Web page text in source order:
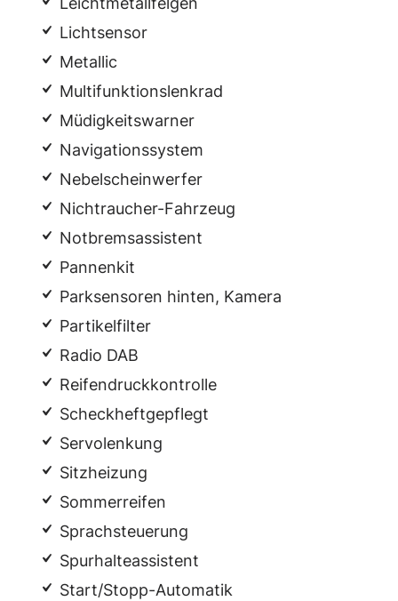
Lichtsensor
Metallic
Multifunktionslenkrad
Müdigkeitswarner
Navigationssystem
Nebelscheinwerfer
Nichtraucher-Fahrzeug
Notbremsassistent
Pannenkit
Parksensoren hinten, Kamera
Partikelfilter
Radio DAB
Reifendruckkontrolle
Scheckheftgepflegt
Servolenkung
Sitzheizung
Sommerreifen
Sprachsteuerung
Spurhalteassistent
Start/Stopp-Automatik